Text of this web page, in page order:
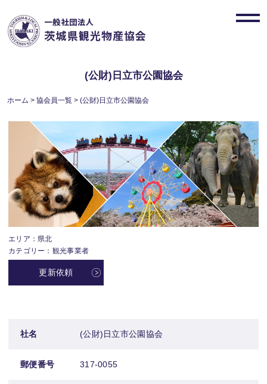
content
(公財)日立市公園協会
ホーム >協会員一覧 >(公財)日立市公園協会
エリア：県北
カテゴリー：観光事業者
更新依頼
社名 (公財)日立市公園協会
郵便番号 317-0055